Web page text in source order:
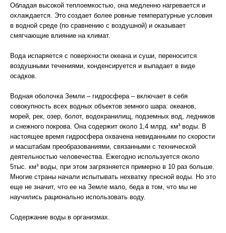
Обладая высокой теплоемкостью, она медленно нагревается и
охлаждается. Это создает более ровные температурные условия
в водной среде (по сравнению с воздушной) и оказывает
смягчающие влияние на климат.
Вода испаряется с поверхности океана и суши, переносится
воздушными течениями, конденсируется и выпадает в виде
осадков.
Водная оболочка Земли – гидросфера – включает в себя
совокупность всех водных объектов земного шара: океанов,
морей, рек, озер, болот, водохранилищ, подземных вод, ледников
и снежного покрова. Она содержит около 1,4 млрд. км³ воды. В
настоящее время гидросфера охвачена невиданными по скорости
и масштабам преобразованиями, связанными с технической
деятельностью человечества. Ежегодно используется около
5тыс. км³ воды, при этом загрязняется примерно в 10 раз больше.
Многие страны начали испытывать нехватку пресной воды. Но это
еще не значит, что ее на Земле мало, беда в том, что мы не
научились рационально использовать воду.
Содержание воды в организмах.